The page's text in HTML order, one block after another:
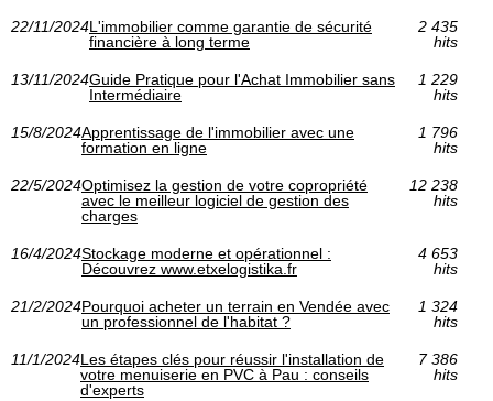
22/11/2024L'immobilier comme garantie de sécurité
financière à long terme
2 435
hits
13/11/2024Guide Pratique pour l'Achat Immobilier sans
Intermédiaire
1 229
hits
15/8/2024Apprentissage de l'immobilier avec une
formation en ligne
1 796
hits
22/5/2024Optimisez la gestion de votre copropriété
avec le meilleur logiciel de gestion des
charges
12 238
hits
16/4/2024Stockage moderne et opérationnel :
Découvrez www.etxelogistika.fr
4 653
hits
21/2/2024Pourquoi acheter un terrain en Vendée avec
un professionnel de l'habitat ?
1 324
hits
11/1/2024Les étapes clés pour réussir l'installation de
votre menuiserie en PVC à Pau : conseils
d'experts
7 386
hits